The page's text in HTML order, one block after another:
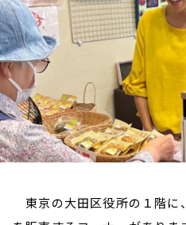
東京の大田区役所の１階に